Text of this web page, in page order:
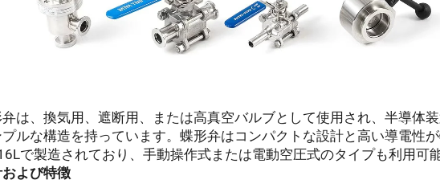
は、換気用、遮断用、または高真空バルブとして使用され、半導体
ルな構造を持っています。蝶形弁はコンパクトな設計と高い導電性
で製造されており、手動操作式または電動空圧式のタイプも利用可能
よび特徴